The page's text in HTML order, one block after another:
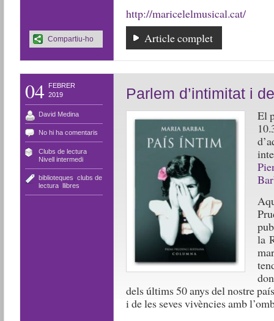
http://maricelelmusical.cat/
Article complet
Compartiu-ho
04
FEBRER
2019
David Medina
No hi ha comentaris
Clubs de lectura,
Nivell intermedi
biblioteques clubs de
lectura, llibres
Parlem d’intimitat i
El
la
dels últims 50 anys del nostre
i de les seves vivències amb